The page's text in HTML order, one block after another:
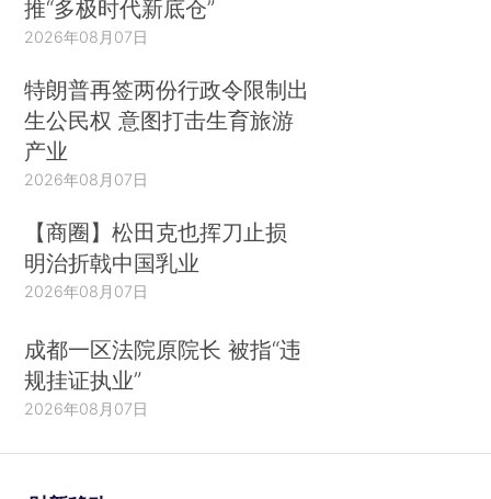
推“多极时代新底仓”
2026年08月07日
特朗普再签两份行政令限制出
生公民权 意图打击生育旅游
产业
2026年08月07日
【商圈】松田克也挥刀止损
明治折戟中国乳业
2026年08月07日
成都一区法院原院长 被指“违
规挂证执业”
2026年08月07日